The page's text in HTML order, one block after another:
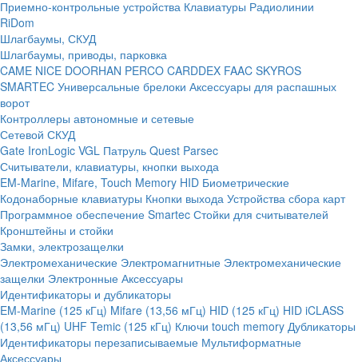
Приемно-контрольные устройства Клавиатуры Радиолинии
RiDom
Шлагбаумы, СКУД
Шлагбаумы, приводы, парковка
CAME NICE DOORHAN PERCO CARDDEX FAAC SKYROS
SMARTEC Универсальные брелоки Аксессуары для распашных
ворот
Контроллеры автономные и сетевые
Сетевой СКУД
Gate IronLogic VGL Патруль Quest Parsec
Считыватели, клавиатуры, кнопки выхода
EM-Marine, Mifare, Touch Memory HID Биометрические
Кодонаборные клавиатуры Кнопки выхода Устройства сбора карт
Программное обеспечение Smartec Стойки для считывателей
Кронштейны и стойки
Замки, электрозащелки
Электромеханические Электромагнитные Электромеханические
защелки Электронные Аксессуары
Идентификаторы и дубликаторы
EM-Marine (125 кГц) Mifare (13,56 мГц) HID (125 кГц) HID iCLASS
(13,56 мГц) UHF Temic (125 кГц) Ключи touch memory Дубликаторы
Идентификаторы перезаписываемые Мультиформатные
Аксессуары